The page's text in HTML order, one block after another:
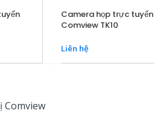
Camera họp trực tuyến
Comview TK10
Liên hệ
Comview